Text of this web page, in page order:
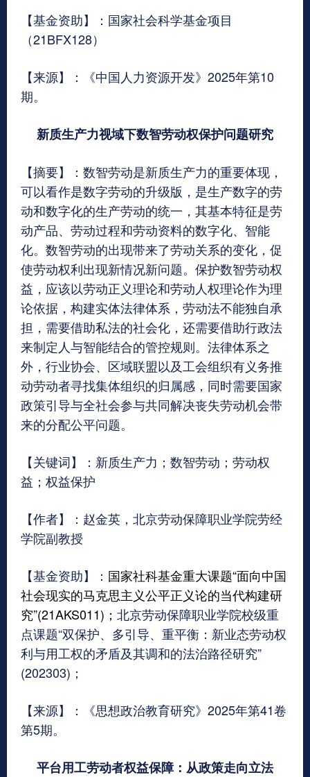
【基金资助】：国家社会科学基金项目
（21BFX128）
【来源】：《中国人力资源开发》2025年第10
期。
新质生产力视域下数智劳动权保护问题研究
【摘要】：数智劳动是新质生产力的重要体现，
可以看作是数字劳动的升级版，是生产数字的劳
动和数字化的生产劳动的统一，其基本特征是劳
动产品、劳动过程和劳动资料的数字化、智能
化。数智劳动的出现带来了劳动关系的变化，促
使劳动权利出现新情况新问题。保护数智劳动权
益，应该以劳动正义理论和劳动人权理论作为理
论依据，构建实体法律体系，劳动法不能独自承
担，需要借助私法的社会化，还需要借助行政法
来制定人与智能结合的管控规则。法律体系之
外，行业协会、区域联盟以及工会组织有义务推
动劳动者寻找集体组织的归属感，同时需要国家
政策引导与全社会参与共同解决丧失劳动机会带
来的分配公平问题。
【关键词】：新质生产力；数智劳动；劳动权
益；权益保护
【作者】：赵金英，北京劳动保障职业学院劳经
学院副教授
【基金资助】： 国家社科基金重大课题“面向中国
社会现实的马克思主义公平正义论的当代构建研
究”(21AKS011)； 北京劳动保障职业学院校级重
点课题“双保护、多引导、重平衡：新业态劳动权
利与用工权的矛盾及其调和的法治路径研究”
(202303)；
【来源】：《思想政治教育研究》2025年第41卷
第5期。
平台用工劳动者权益保障：从政策走向立法